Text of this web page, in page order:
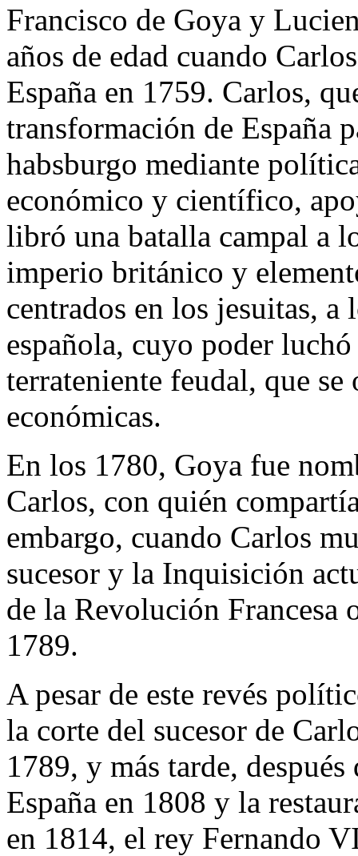
Francisco de Goya y
años de edad cuando
España en 1759. Carlos,
transformación de España
habsburgo mediante
económico y científico,
libró una batalla campal a
imperio británico y
centrados en los jesuitas,
española, cuyo poder
terrateniente feudal, que se
económicas.
En los 1780, Goya fue
Carlos, con quién
embargo, cuando Carlos
sucesor y la Inquisición
de la Revolución Francesa
1789.
A pesar de este revés
la corte del sucesor de
1789, y más tarde,
España en 1808 y la
en 1814, el rey Fernando